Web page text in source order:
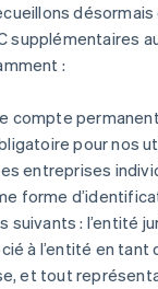
supplémentaires
:
compte
pour nos
entreprises
forme
suivants : l’entité
à l’entité en tant
et tout